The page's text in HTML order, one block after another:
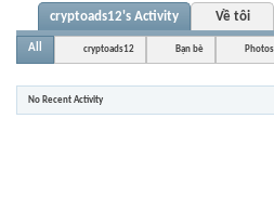
cryptoads12's Activity Về tôi
All cryptoads12 Bạn bè Photos
No Recent Activity